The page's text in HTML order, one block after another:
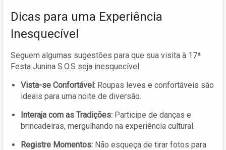
Dicas para uma Experiência
Inesquecível
Seguem algumas sugestões para que sua visita à 17ª
Festa Junina S.O.S seja inesquecível:
Vista-se Confortável: Roupas leves e confortáveis são
ideais para uma noite de diversão.
Interaja com as Tradições: Participe de danças e
brincadeiras, mergulhando na experiência cultural.
Registre Momentos: Não esqueça de tirar fotos para